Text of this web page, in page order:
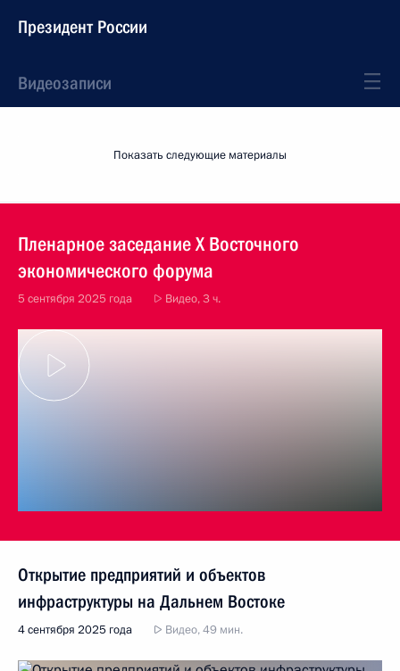
Президент России
Видеозаписи
Показать следующие материалы
Пленарное заседание X Восточного
экономического форума
5 сентября 2025 года Видео, 3 ч.
Открытие предприятий и объектов
инфраструктуры на Дальнем Востоке
4 сентября 2025 года Видео, 49 мин.